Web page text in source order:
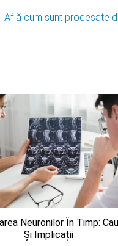
Află cum sunt procesate
Neuronilor În Timp:
Și Implicații